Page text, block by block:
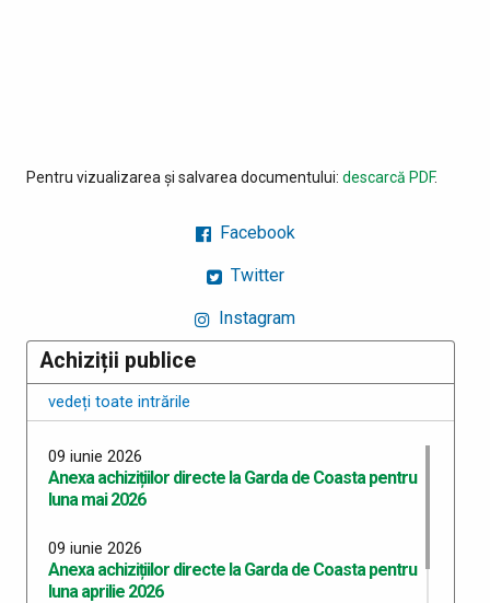
Pentru vizualizarea și salvarea documentului: descarcă PDF.
Facebook
Twitter
Instagram
Achiziții publice
vedeți toate intrările
09 iunie 2026
Anexa achizițiilor directe la Garda de Coasta pentru
luna mai 2026
09 iunie 2026
Anexa achizițiilor directe la Garda de Coasta pentru
luna aprilie 2026